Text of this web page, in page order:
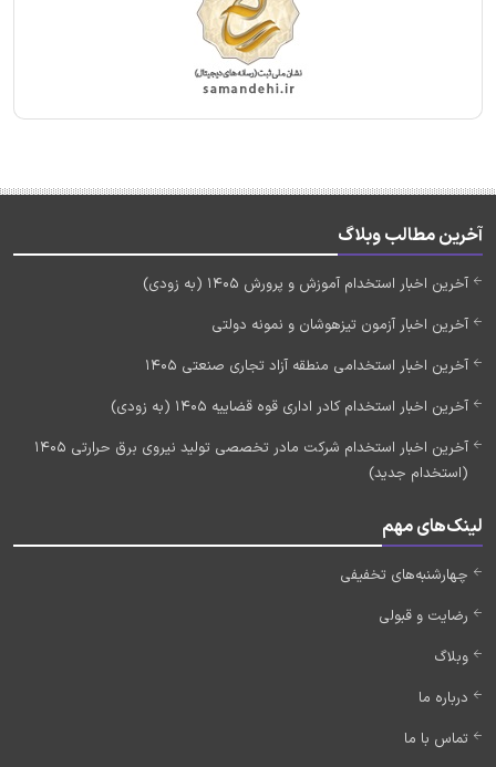
آخرین مطالب وبلاگ
آخرین اخبار استخدام آموزش و پرورش 1405 (به زودی)
آخرین اخبار آزمون تیزهوشان و نمونه دولتی
آخرین اخبار استخدامی منطقه آزاد تجاری صنعتی 1405
آخرین اخبار استخدام کادر اداری قوه قضاییه 1405 (به زودی)
آخرین اخبار استخدام شرکت مادر تخصصی تولید نیروی برق حرارتی 1405
(استخدام جدید)
لینک‌های مهم
چهارشنبه‌های تخفیفی
رضایت و قبولی
وبلاگ
درباره ما
تماس با ما